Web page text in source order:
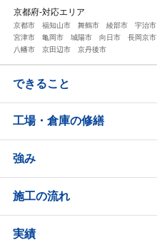
京都府-対応エリア
京都市 福知山市 舞鶴市 綾部市
宇治市
宮津市
亀岡市 城陽市 向日市
長岡京市
八幡市
京田辺市 京丹後市
できること
工場・倉庫の修繕
強み
施工の流れ
実績